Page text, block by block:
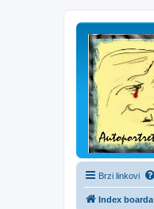
Brzi linkovi
Index boarda